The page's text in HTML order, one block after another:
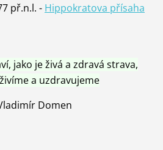
př.n.l. - Hippokratova přísaha
jako je živá a zdravá strava,
a uzdravujeme
Domen